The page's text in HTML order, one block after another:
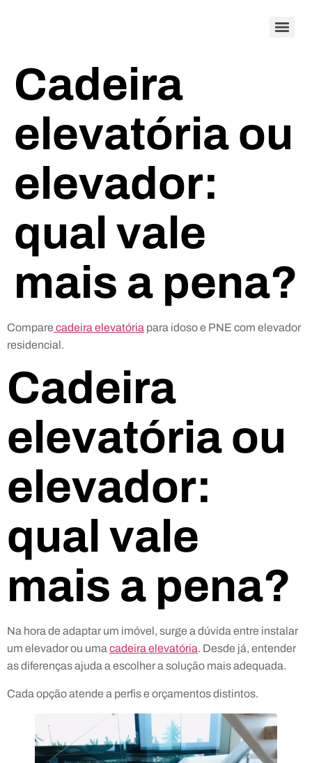
Cadeira
elevatória ou
elevador:
qual vale
mais a pena?
Compare cadeira elevatória para idoso e PNE com elevador
residencial.
Cadeira
elevatória ou
elevador:
qual vale
mais a pena?
Na hora de adaptar um imóvel, surge a dúvida entre instalar
um elevador ou uma cadeira elevatória. Desde já, entender
as diferenças ajuda a escolher a solução mais adequada.
Cada opção atende a perfis e orçamentos distintos.